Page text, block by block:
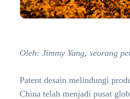
Oleh: Jimmy Yang, seorang
Patent desain melindungi
China telah menjadi pusat